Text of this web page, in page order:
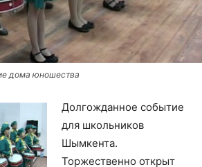
дома юношества
Долгожданное событие
для школьников
Шымкента.
Торжественно открыт